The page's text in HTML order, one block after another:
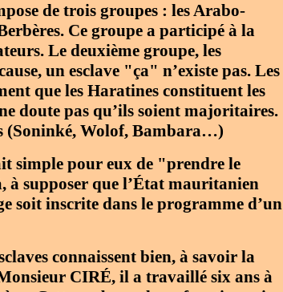
de trois groupes : les Arabo-
Ce groupe a participé à la
Le deuxième groupe, les
un esclave "ça" n’existe pas. Les
que les Haratines constituent les
doute pas qu’ils soient majoritaires.
(Soninké, Wolof, Bambara…)
simple pour eux de "prendre le
à supposer que l’État mauritanien
soit inscrite dans le programme d’un
connaissent bien, à savoir la
CIRÉ, il a travaillé six ans à